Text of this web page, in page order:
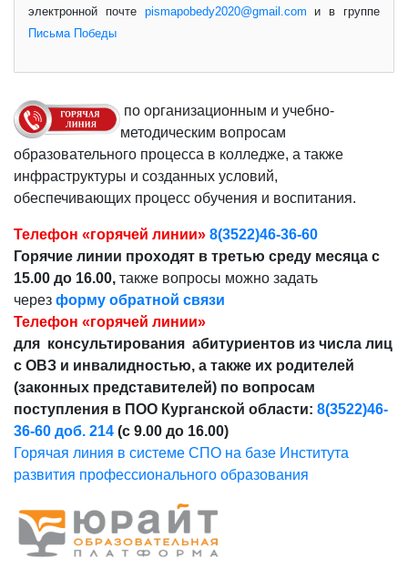
электронной почте pismapobedy2020@gmail.com и в группе
Письма Победы
по организационным и учебно-
методическим вопросам
образовательного процесса в колледже, а также
инфраструктуры и созданных условий,
обеспечивающих процесс обучения и воспитания.
Телефон «горячей линии» 8(3522)46-36-60
Горячие линии проходят в третью среду месяца с
15.00 до 16.00, также вопросы можно задать
через форму обратной связи
Телефон «горячей линии»
для консультирования абитуриентов из числа лиц
с ОВЗ и инвалидностью, а также их родителей
(законных представителей) по вопросам
поступления в ПОО Курганской области: 8(3522)46-
36-60 доб. 214 (с 9.00 до 16.00)
Горячая линия в системе СПО на базе Института
развития профессионального образования